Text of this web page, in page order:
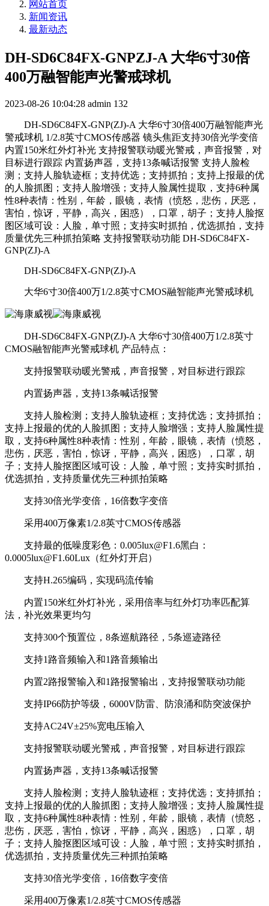
网站首页
新闻资讯
最新动态
DH-SD6C84FX-GNPZJ-A 大华6寸30倍
400万融智能声光警戒球机
2023-08-26 10:04:28 admin 132
DH-SD6C84FX-GNP(ZJ)-A 大华6寸30倍400万融智能声光
警戒球机 1/2.8英寸CMOS传感器 镜头焦距支持30倍光学变倍
内置150米红外灯补光 支持报警联动暖光警戒，声音报警，对
目标进行跟踪 内置扬声器，支持13条喊话报警 支持人脸检
测；支持人脸轨迹框；支持优选；支持抓拍；支持上报最的优
的人脸抓图；支持人脸增强；支持人脸属性提取，支持6种属
性8种表情：性别，年龄，眼镜，表情（愤怒，悲伤，厌恶，
害怕，惊讶，平静，高兴，困惑），口罩，胡子；支持人脸抠
图区域可设：人脸，单寸照；支持实时抓拍，优选抓拍，支持
质量优先三种抓拍策略 支持报警联动功能 DH-SD6C84FX-
GNP(ZJ)-A
DH-SD6C84FX-GNP(ZJ)-A
大华6寸30倍400万1/2.8英寸CMOS融智能声光警戒球机
DH-SD6C84FX-GNP(ZJ)-A 大华6寸30倍400万1/2.8英寸
CMOS融智能声光警戒球机 产品特点：
支持报警联动暖光警戒，声音报警，对目标进行跟踪
内置扬声器，支持13条喊话报警
支持人脸检测；支持人脸轨迹框；支持优选；支持抓拍；
支持上报最的优的人脸抓图；支持人脸增强；支持人脸属性提
取，支持6种属性8种表情：性别，年龄，眼镜，表情（愤怒，
悲伤，厌恶，害怕，惊讶，平静，高兴，困惑），口罩，胡
子；支持人脸抠图区域可设：人脸，单寸照；支持实时抓拍，
优选抓拍，支持质量优先三种抓拍策略
支持30倍光学变倍，16倍数字变倍
采用400万像素1/2.8英寸CMOS传感器
支持最的低噪度彩色：0.005lux@F1.6黑白：
0.0005lux@F1.60Lux（红外灯开启）
支持H.265编码，实现码流传输
内置150米红外灯补光，采用倍率与红外灯功率匹配算
法，补光效果更均匀
支持300个预置位，8条巡航路径，5条巡迹路径
支持1路音频输入和1路音频输出
内置2路报警输入和1路报警输出，支持报警联动功能
支持IP66防护等级，6000V防雷、防浪涌和防突波保护
支持AC24V±25%宽电压输入
支持报警联动暖光警戒，声音报警，对目标进行跟踪
内置扬声器，支持13条喊话报警
支持人脸检测；支持人脸轨迹框；支持优选；支持抓拍；
支持上报最的优的人脸抓图；支持人脸增强；支持人脸属性提
取，支持6种属性8种表情：性别，年龄，眼镜，表情（愤怒，
悲伤，厌恶，害怕，惊讶，平静，高兴，困惑），口罩，胡
子；支持人脸抠图区域可设：人脸，单寸照；支持实时抓拍，
优选抓拍，支持质量优先三种抓拍策略
支持30倍光学变倍，16倍数字变倍
采用400万像素1/2.8英寸CMOS传感器